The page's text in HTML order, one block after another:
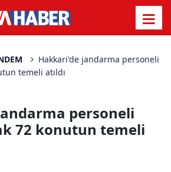
Hakkari'de jandarma personeli
temeli atıldı
personeli
72 konutun temeli